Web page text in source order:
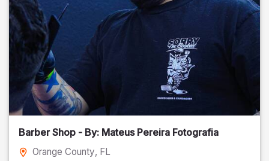
Barber Shop - By: Mateus Pereira Fotografia
Orange County, FL